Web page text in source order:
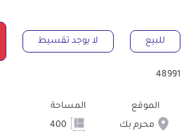
للبيع لا يوجد تقسيط
48991
الموقع
محرم بك
المساحة